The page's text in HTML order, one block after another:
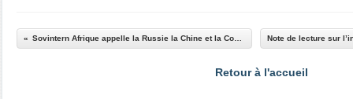
Retour à l'accueil